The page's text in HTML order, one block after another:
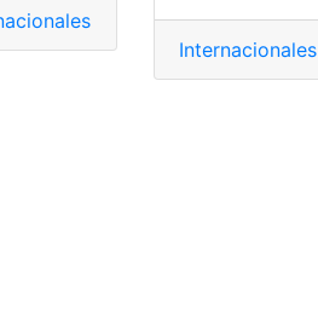
Internacionales